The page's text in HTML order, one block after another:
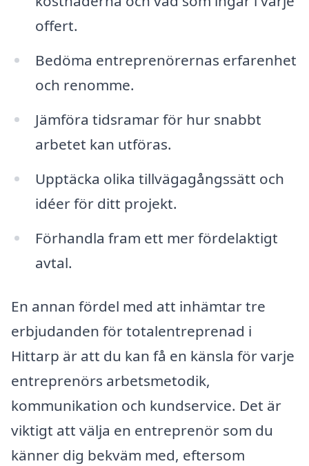
offert.
Bedöma entreprenörernas erfarenhet
och renomme.
Jämföra tidsramar för hur snabbt
arbetet kan utföras.
Upptäcka olika tillvägagångssätt och
idéer för ditt projekt.
Förhandla fram ett mer fördelaktigt
avtal.
En annan fördel med att inhämtar tre
erbjudanden för totalentreprenad i
Hittarp är att du kan få en känsla för varje
entreprenörs arbetsmetodik,
kommunikation och kundservice. Det är
viktigt att välja en entreprenör som du
känner dig bekväm med, eftersom